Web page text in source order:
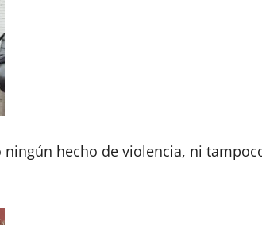
hecho de violencia, ni